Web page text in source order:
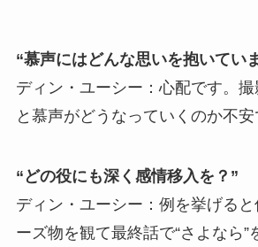
“慕声にはどんな思いを抱いてい
ディン・ユーシー：心配です。
と慕声がどうなっていくのか不安
“どの役にも深く感情移入を？”
ディン・ユーシー：例を挙げると
ーズ物を観て最終話で“さよなら”